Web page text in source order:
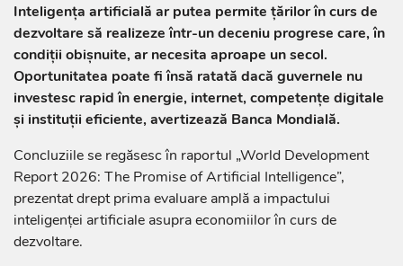
Inteligența artificială ar putea permite țărilor în curs de
dezvoltare să realizeze într-un deceniu progrese care, în
condiții obișnuite, ar necesita aproape un secol.
Oportunitatea poate fi însă ratată dacă guvernele nu
investesc rapid în energie, internet, competențe digitale
și instituții eficiente, avertizează Banca Mondială.
Concluziile se regăsesc în raportul „World Development
Report 2026: The Promise of Artificial Intelligence”,
prezentat drept prima evaluare amplă a impactului
inteligenței artificiale asupra economiilor în curs de
dezvoltare.